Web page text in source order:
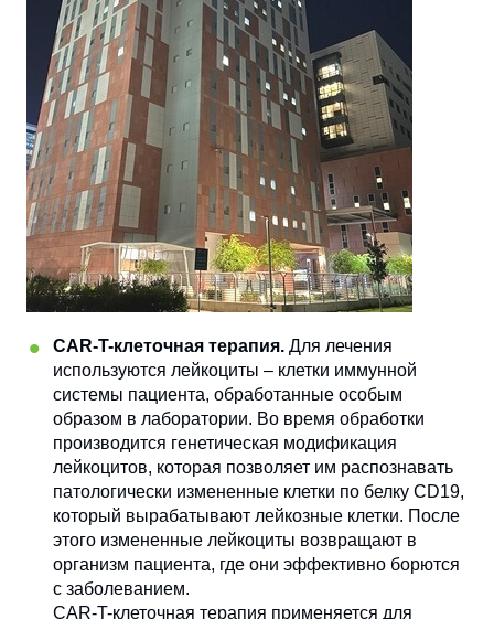
CAR-T-клеточная терапия. Для лечения
используются лейкоциты – клетки иммунной
системы пациента, обработанные особым
образом в лаборатории. Во время обработки
производится генетическая модификация
лейкоцитов, которая позволяет им распознавать
патологически измененные клетки по белку CD19,
который вырабатывают лейкозные клетки. После
этого измененные лейкоциты возвращают в
организм пациента, где они эффективно борются
с заболеванием.
CAR-T-клеточная терапия применяется для